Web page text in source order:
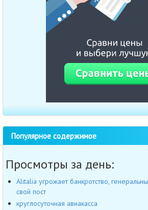
Популярное содержимое
Просмотры за день:
Alitalia угрожает банкротство,
свой пост
круглосуточная авиакасса